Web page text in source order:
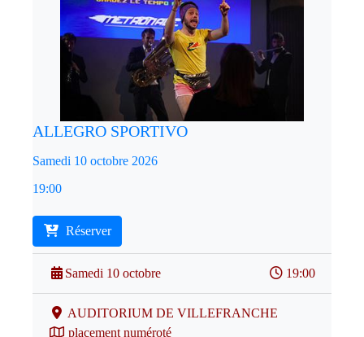
ALLEGRO SPORTIVO
Samedi 10 octobre 2026
19:00
Réserver
Samedi 10 octobre 19:00
AUDITORIUM DE VILLEFRANCHE
placement numéroté